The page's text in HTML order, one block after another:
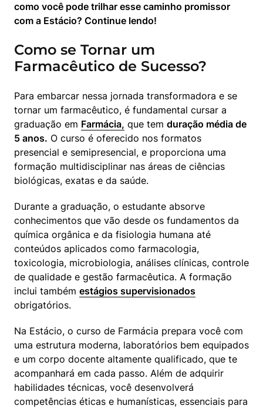
como você pode trilhar esse caminho promissor
com a Estácio? Continue lendo!
Como se Tornar um
Farmacêutico de Sucesso?
Para embarcar nessa jornada transformadora e se
tornar um farmacêutico, é fundamental cursar a
graduação em Farmácia, que tem duração média de
5 anos. O curso é oferecido nos formatos
presencial e semipresencial, e proporciona uma
formação multidisciplinar nas áreas de ciências
biológicas, exatas e da saúde.
Durante a graduação, o estudante absorve
conhecimentos que vão desde os fundamentos da
química orgânica e da fisiologia humana até
conteúdos aplicados como farmacologia,
toxicologia, microbiologia, análises clínicas, controle
de qualidade e gestão farmacêutica. A formação
inclui também estágios supervisionados
obrigatórios.
Na Estácio, o curso de Farmácia prepara você com
uma estrutura moderna, laboratórios bem equipados
e um corpo docente altamente qualificado, que te
acompanhará em cada passo. Além de adquirir
habilidades técnicas, você desenvolverá
competências éticas e humanísticas, essenciais para